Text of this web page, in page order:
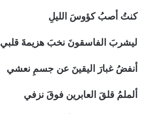
كنتُ أصبُ كؤوسَ الليلِ
ليشربَ الفاسقونَ نخبَ هزيمةَ قلبي
أنفضُ غبارَ اليقينَ عن جسمِ نعشي
ألملمُ قلقَ العابرين فوقَ نزفي